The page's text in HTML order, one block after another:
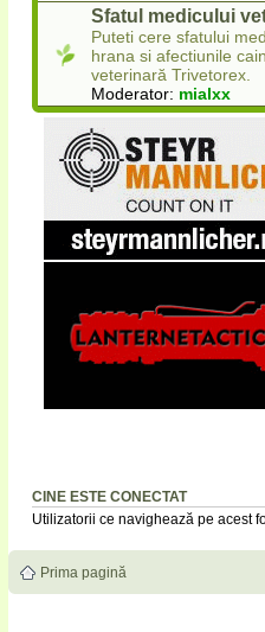
Sfatul medicului
Puteti cere sfatului
hrana si afectiunile
veterinară Trivetorex.
Moderator: mialxx
CINE ESTE CONECTAT
Utilizatorii ce navighează pe acest
Prima pagină